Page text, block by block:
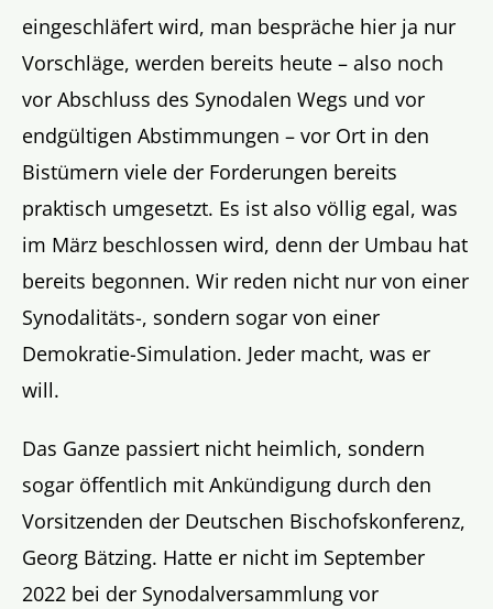
eingeschläfert wird, man bespräche hier ja nur
Vorschläge, werden bereits heute – also noch
vor Abschluss des Synodalen Wegs und vor
endgültigen Abstimmungen – vor Ort in den
Bistümern viele der Forderungen bereits
praktisch umgesetzt. Es ist also völlig egal, was
im März beschlossen wird, denn der Umbau hat
bereits begonnen. Wir reden nicht nur von einer
Synodalitäts-, sondern sogar von einer
Demokratie-Simulation. Jeder macht, was er
will.
Das Ganze passiert nicht heimlich, sondern
sogar öffentlich mit Ankündigung durch den
Vorsitzenden der Deutschen Bischofskonferenz,
Georg Bätzing. Hatte er nicht im September
2022 bei der Synodalversammlung vor